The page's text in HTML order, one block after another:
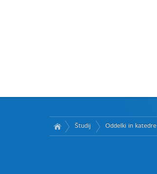
Študij Oddelki in katedre